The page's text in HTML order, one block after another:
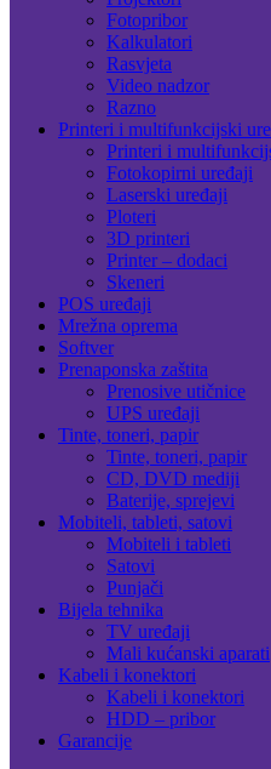
Fotopribor
Kalkulatori
Rasvjeta
Video nadzor
Razno
Printeri i multifunkcijski
Printeri i
Fotokopirni uređaji
Laserski uređaji
Ploteri
3D printeri
Printer – dodaci
Skeneri
POS uređaji
Mrežna oprema
Softver
Prenaponska zaštita
Prenosive utičnice
UPS uređaji
Tinte, toneri, papir
Tinte, toneri, papir
CD, DVD mediji
Baterije, sprejevi
Mobiteli, tableti, satovi
Mobiteli i tableti
Satovi
Punjači
Bijela tehnika
TV uređaji
Mali kućanski aparati
Kabeli i konektori
Kabeli i konektori
HDD – pribor
Garancije